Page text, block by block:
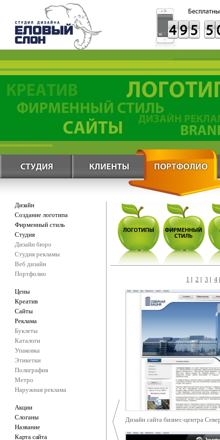
Дизайн
Создание логотипа
Фирменный стиль
Студия
Дизайн бюро
Студия рекламы
Веб дизайн
Портфолио
Цены
Креатив
Сайты
Реклама
Буклеты
Каталоги
Упаковка
Этикетки
Полиграфия
Метро
Наружная реклама
Акции
Слоганы
Название
Карта сайта
1 | 2 | 3 | 4
Дизайн сайта бизнес-центра